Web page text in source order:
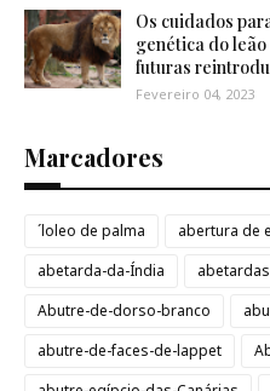
Os cuidados
genética do
futuras
Fevereiro 04, 2023
Marcadores
´loleo de palma abertura de
abetarda-da-Índia
abetardas
Abutre-de-dorso-branco
abutre-de-faces-de-lappet